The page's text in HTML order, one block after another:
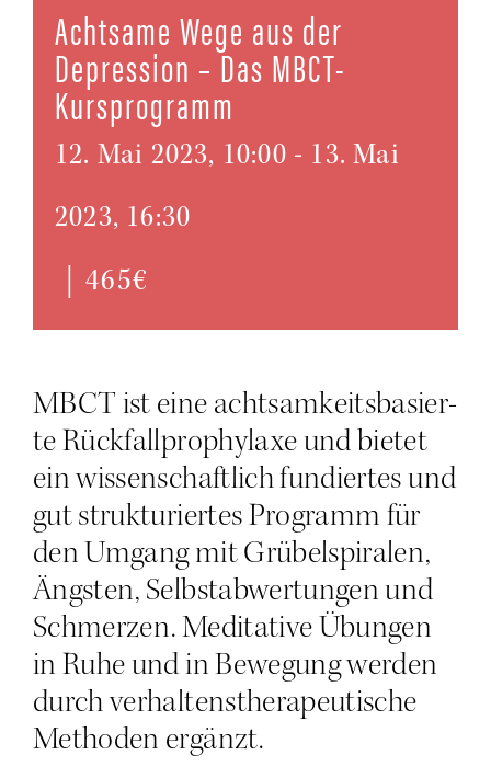
Acht­sa­me Wege aus der
Depres­si­on – Das MBCT-
Kursprogramm
12. Mai 2023, 10:00 - 13. Mai
2023, 16:30
465€
MBCT ist eine acht­sam­keits­ba­sier­
te Rück­fall­pro­phy­la­xe und bie­tet
ein wis­sen­schaft­lich fun­dier­tes und
gut struk­tu­rier­tes Pro­gramm für
den Umgang mit Grü­bel­spi­ra­len,
Ängs­ten, Selb­st­ab­wer­tun­gen und
Schmer­zen. Medi­ta­ti­ve Übun­gen
in Ruhe und in Bewe­gung wer­den
durch ver­hal­tens­the­ra­peu­ti­sche
Metho­den ergänzt.